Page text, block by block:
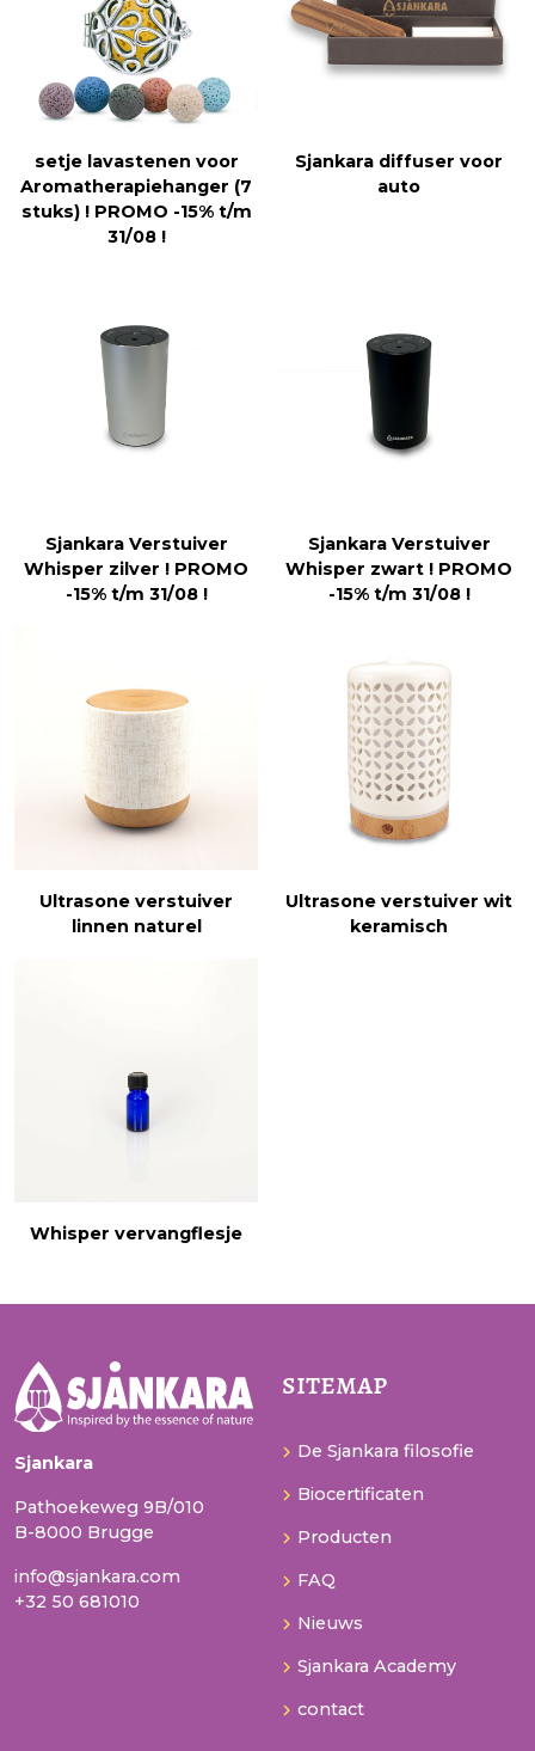
setje lavastenen voor
Aromatherapiehanger (7
stuks) ! PROMO -15% t/m
31/08 !
Sjankara diffuser voor
auto
Sjankara Verstuiver
Whisper zilver ! PROMO
-15% t/m 31/08 !
Sjankara Verstuiver
Whisper zwart ! PROMO
-15% t/m 31/08 !
Ultrasone verstuiver
linnen naturel
Ultrasone verstuiver wit
keramisch
Whisper vervangflesje
Sjankara
Pathoekeweg 9B/010
B-8000 Brugge
info@sjankara.com
+32 50 681010
sitemap
De Sjankara filosofie
Biocertificaten
Producten
FAQ
Nieuws
Sjankara Academy
contact